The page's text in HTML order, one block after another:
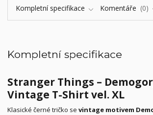
Kompletní specifikace Komentáře 0
Kompletní specifikace
Stranger Things –
Vintage T-Shirt vel. XL
Klasické černé tričko se vintage motivem